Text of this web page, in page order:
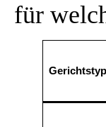
für
Gerichtstyp